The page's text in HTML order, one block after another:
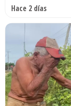
Hace 2 días